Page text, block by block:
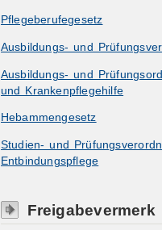
Pflegeberufegesetz
Ausbildungs- und
Ausbildungs- und
und Krankenpflegehilfe
Hebammengesetz
Studien- und
Entbindungspflege
Freigabevermerk